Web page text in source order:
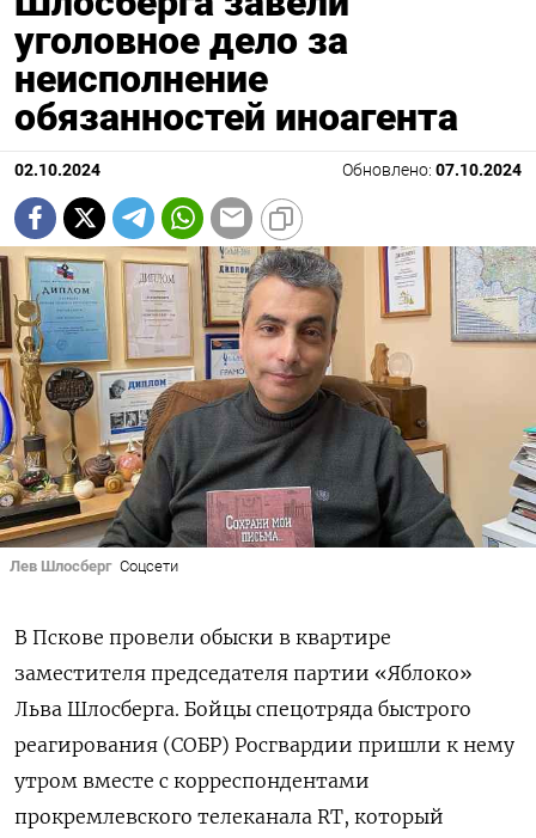
уголовное дело за
неисполнение
обязанностей иноагента
02.10.2024 Обновлено: 07.10.2024
Лев Шлосберг Соцсети
В Пскове провели обыски в квартире
заместителя председателя партии «Яблоко»
Льва Шлосберга. Бойцы спецотряда быстрого
реагирования (СОБР) Росгвардии пришли к нему
утром вместе с корреспондентами
прокремлевского телеканала RT, который